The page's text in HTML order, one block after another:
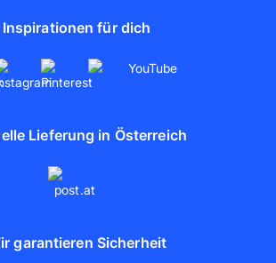
Inspirationen für dich
Lieferung in Österreich
garantieren Sicherheit